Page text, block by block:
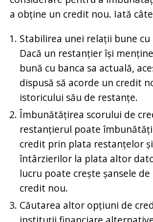
a obține un credit nou. Iată
Stabilirea unei relații bune cu
Dacă un restanțier își
bună cu banca sa actuală,
dispusă să acorde un credit
istoricului său de restanțe.
Îmbunătățirea scorului de
restanțierul poate
credit prin plata restanțelor
întârzierilor la plata altor
lucru poate crește șansele
credit nou.
Căutarea altor opțiuni de